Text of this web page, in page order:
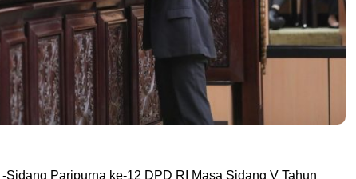
-Sidang Paripurna ke-12 DPD RI Masa Sidang V Tahun